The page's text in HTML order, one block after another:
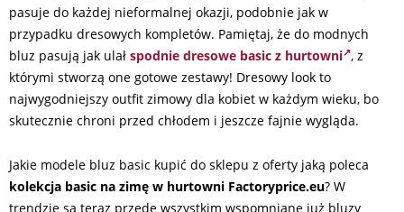
pasuje do każdej nieformalnej okazji, podobnie jak w
przypadku dresowych kompletów. Pamiętaj, że do modnych
bluz pasują jak ulał spodnie dresowe basic z hurtowni , z
którymi stworzą one gotowe zestawy! Dresowy look to
najwygodniejszy outfit zimowy dla kobiet w każdym wieku, bo
skutecznie chroni przed chłodem i jeszcze fajnie wygląda.
Jakie modele bluz basic kupić do sklepu z oferty jaką poleca
kolekcja basic na zimę w hurtowni Factoryprice.eu? W
trendzie są teraz przede wszystkim wspomniane już bluzy